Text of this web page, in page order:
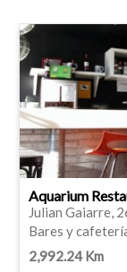
Aquarium
Julian Gaiarre,
Bares y
2,992.24 Km